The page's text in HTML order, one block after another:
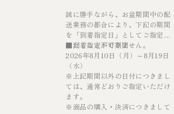
誠に勝手ながら、お盆期間中の配
送業務の都合により、下記の期間
を「到着指定日」としてご指定い
ただくことができません。
■到着指定不可期間
2026年8月10日（月）～8月19日
（水）
※上記期間以外の日付につきまし
ては、通常どおりご指定いただけ
ます。
※商品の購入・決済につきまして